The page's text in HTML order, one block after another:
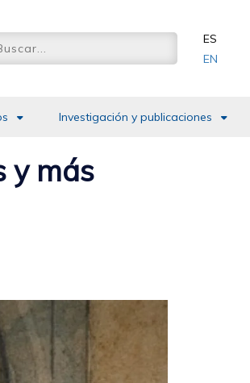
ES
EN
Investigación y publicaciones
y más